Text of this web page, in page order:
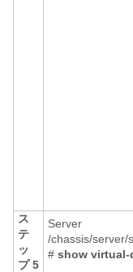
ス
テ
ッ
プ 5
Server
/chassis/server/
# show virtual-